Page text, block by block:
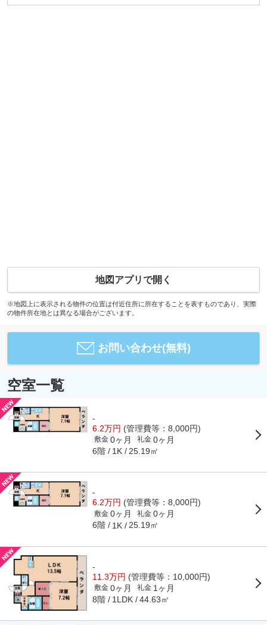
地図アプリで開く
※地図上に表示される物件の位置は付近住所に所在することを表すものであり、実際
の物件所在地とは異なる場合がございます。
お問い合わせ(無料)
空室一覧
-
6.2万円 (管理費等：8,000円)
敷金 0ヶ月 礼金 0ヶ月
6階 1K 25.19㎡
-
6.2万円 (管理費等：8,000円)
敷金 0ヶ月 礼金 0ヶ月
6階 1K 25.19㎡
-
11.3万円 (管理費等：10,000円)
敷金 0ヶ月 礼金 1ヶ月
8階 1LDK 44.63㎡